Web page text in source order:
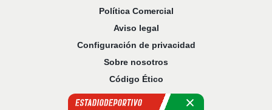
Política Comercial
Aviso legal
Configuración de privacidad
Sobre nosotros
Código Ético